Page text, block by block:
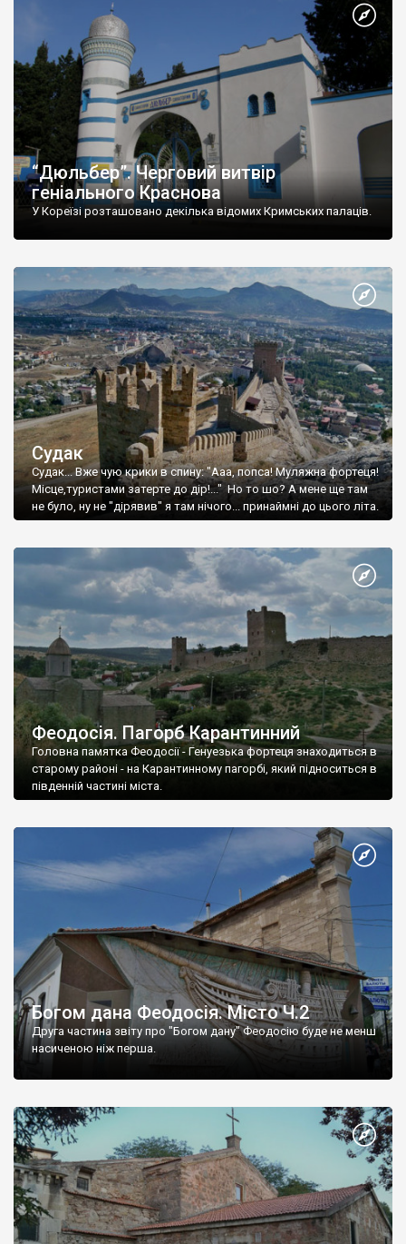
“Дюльбер”. Черговий витвір
геніального Краснова
У Кореїзі розташовано декілька відомих Кримських палаців.
Судак
Судак... Вже чую крики в спину: "Ааа, попса! Муляжна фортеця!
Місце,туристами затерте до дір!..." Но то шо? А мене ще там
не було, ну не "дірявив" я там нічого... принаймні до цього літа.
Феодосія. Пагорб Карантинний
Головна памятка Феодосії - Генуезька фортеця знаходиться в
старому районі - на Карантинному пагорбі, який підноситься в
південній частині міста.
Богом дана Феодосія. Місто Ч.2
Друга частина звіту про "Богом дану" Феодосію буде не менш
насиченою ніж перша.